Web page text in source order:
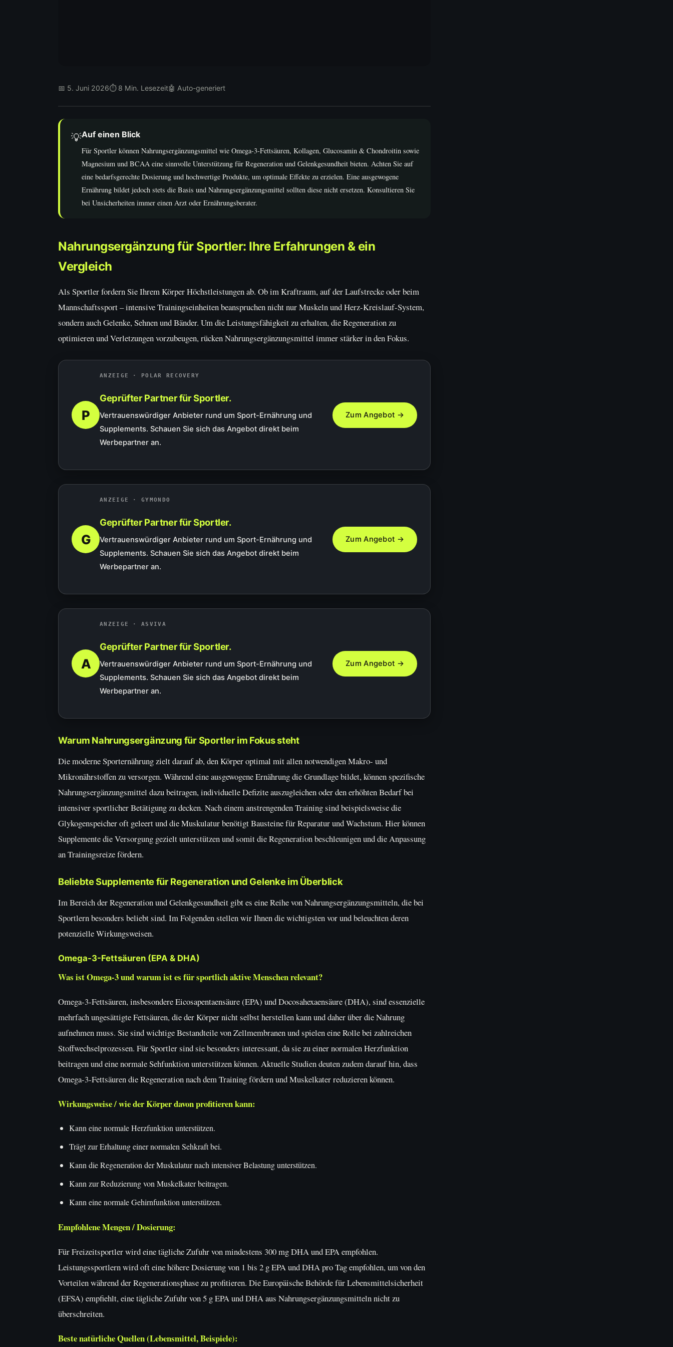
📅 5. Juni 2026⏱ 8 Min. Lesezeit🤖 Auto-generiert
💡Auf einen Blick
Für Sportler können Nahrungsergänzungsmittel wie Omega-3-Fettsäuren, Kollagen, Glucosamin & Chondroitin sowie
Magnesium und BCAA eine sinnvolle Unterstützung für Regeneration und Gelenkgesundheit bieten. Achten Sie auf
eine bedarfsgerechte Dosierung und hochwertige Produkte, um optimale Effekte zu erzielen. Eine ausgewogene
Ernährung bildet jedoch stets die Basis und Nahrungsergänzungsmittel sollten diese nicht ersetzen. Konsultieren Sie
bei Unsicherheiten immer einen Arzt oder Ernährungsberater.
Nahrungsergänzung für Sportler: Ihre Erfahrungen & ein
Vergleich
Als Sportler fordern Sie Ihrem Körper Höchstleistungen ab. Ob im Kraftraum, auf der Laufstrecke oder beim
Mannschaftssport – intensive Trainingseinheiten beanspruchen nicht nur Muskeln und Herz-Kreislauf-System,
sondern auch Gelenke, Sehnen und Bänder. Um die Leistungsfähigkeit zu erhalten, die Regeneration zu
optimieren und Verletzungen vorzubeugen, rücken Nahrungsergänzungsmittel immer stärker in den Fokus.
P
ANZEIGE · POLAR RECOVERY
Geprüfter Partner für Sportler.
Vertrauenswürdiger Anbieter rund um Sport-Ernährung und
Supplements. Schauen Sie sich das Angebot direkt beim
Werbepartner an.
Zum Angebot →
G
ANZEIGE · GYMONDO
Geprüfter Partner für Sportler.
Vertrauenswürdiger Anbieter rund um Sport-Ernährung und
Supplements. Schauen Sie sich das Angebot direkt beim
Werbepartner an.
Zum Angebot →
A
ANZEIGE · ASVIVA
Geprüfter Partner für Sportler.
Vertrauenswürdiger Anbieter rund um Sport-Ernährung und
Supplements. Schauen Sie sich das Angebot direkt beim
Werbepartner an.
Zum Angebot →
Warum Nahrungsergänzung für Sportler im Fokus steht
Die moderne Sporternährung zielt darauf ab, den Körper optimal mit allen notwendigen Makro- und
Mikronährstoffen zu versorgen. Während eine ausgewogene Ernährung die Grundlage bildet, können spezifische
Nahrungsergänzungsmittel dazu beitragen, individuelle Defizite auszugleichen oder den erhöhten Bedarf bei
intensiver sportlicher Betätigung zu decken. Nach einem anstrengenden Training sind beispielsweise die
Glykogenspeicher oft geleert und die Muskulatur benötigt Bausteine für Reparatur und Wachstum. Hier können
Supplemente die Versorgung gezielt unterstützen und somit die Regeneration beschleunigen und die Anpassung
an Trainingsreize fördern.
Beliebte Supplemente für Regeneration und Gelenke im Überblick
Im Bereich der Regeneration und Gelenkgesundheit gibt es eine Reihe von Nahrungsergänzungsmitteln, die bei
Sportlern besonders beliebt sind. Im Folgenden stellen wir Ihnen die wichtigsten vor und beleuchten deren
potenzielle Wirkungsweisen.
Omega-3-Fettsäuren (EPA & DHA)
Was ist Omega-3 und warum ist es für sportlich aktive Menschen relevant?
Omega-3-Fettsäuren, insbesondere Eicosapentaensäure (EPA) und Docosahexaensäure (DHA), sind essenzielle
mehrfach ungesättigte Fettsäuren, die der Körper nicht selbst herstellen kann und daher über die Nahrung
aufnehmen muss. Sie sind wichtige Bestandteile von Zellmembranen und spielen eine Rolle bei zahlreichen
Stoffwechselprozessen. Für Sportler sind sie besonders interessant, da sie zu einer normalen Herzfunktion
beitragen und eine normale Sehfunktion unterstützen können. Aktuelle Studien deuten zudem darauf hin, dass
Omega-3-Fettsäuren die Regeneration nach dem Training fördern und Muskelkater reduzieren können.
Wirkungsweise / wie der Körper davon profitieren kann:
Kann eine normale Herzfunktion unterstützen.
Trägt zur Erhaltung einer normalen Sehkraft bei.
Kann die Regeneration der Muskulatur nach intensiver Belastung unterstützen.
Kann zur Reduzierung von Muskelkater beitragen.
Kann eine normale Gehirnfunktion unterstützen.
Empfohlene Mengen / Dosierung:
Für Freizeitsportler wird eine tägliche Zufuhr von mindestens 300 mg DHA und EPA empfohlen.
Leistungssportlern wird oft eine höhere Dosierung von 1 bis 2 g EPA und DHA pro Tag empfohlen, um von den
Vorteilen während der Regenerationsphase zu profitieren. Die Europäische Behörde für Lebensmittelsicherheit
(EFSA) empfiehlt, eine tägliche Zufuhr von 5 g EPA und DHA aus Nahrungsergänzungsmitteln nicht zu
überschreiten.
Beste natürliche Quellen (Lebensmittel, Beispiele):